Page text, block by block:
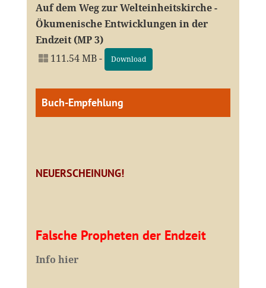
Auf dem Weg zur Welteinheitskirche -
Ökumenische Entwicklungen in der
Endzeit (MP 3)
111.54 MB -
Download
Buch-Empfehlung
NEUERSCHEINUNG!
Falsche Propheten der Endzeit
Info hier